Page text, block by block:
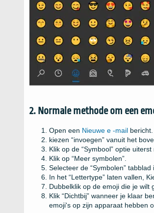
2. Normale methode om een
Open een Nieuwe e -mail bericht.
kiezen “invoegen” vanuit het
Klik op de “Symbool” optie uiterst
Klik op “Meer symbolen”.
Selecteer de “Symbolen”
In het “Lettertype” laten vallen,
Dubbelklik op de emoji die je wilt
Klik “Dichtbij” wanneer je klaar
emoji's op zijn apparaat hebben